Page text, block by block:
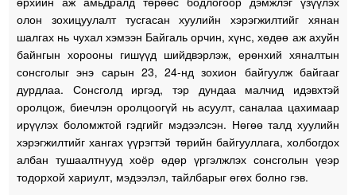
олон зохицуулалт тусгасан хуулийн хэрэгжилтийг хянан
шалгах нь чухал хэмээн Байгаль орчин, хүнс, хөдөө аж ахуйн
байнгын хорооны гишүүд шийдвэрлэж, ерөнхий хяналтын
сонсголыг энэ сарын 23, 24-нд зохион байгуулж байгааг
дурдлаа. Сонсголд иргэд, тэр дундаа малчид идэвхтэй
оролцож, биечлэн оролцоогүй нь асуулт, саналаа цахимаар
ирүүлэх боломжтой гэдгийг мэдээлсэн. Нөгөө талд хуулийн
хэрэгжилтийг хангах үүрэгтэй төрийн байгууллага, холбогдох
албан тушаалтнууд хоёр өдөр үргэлжлэх сонсголын үеэр
тодорхой хариулт, мэдээлэл, тайлбарыг өгөх болно гэв.